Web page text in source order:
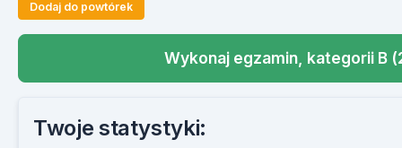
Dodaj do powtórek
Wykonaj egzamin, kategorii B
Twoje statystyki: